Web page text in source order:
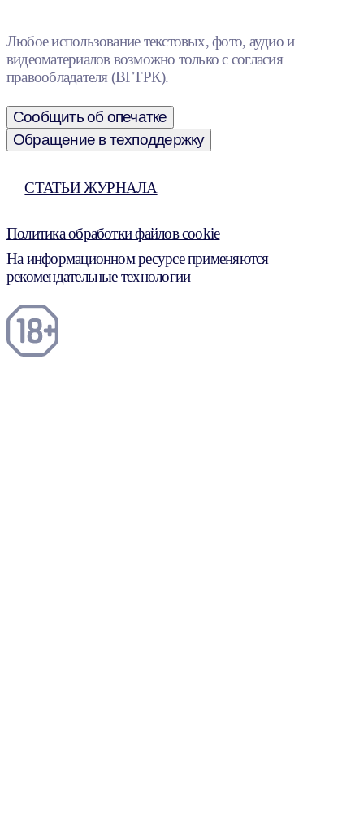
Любое использование текстовых, фото, аудио и
видеоматериалов возможно только с согласия
правообладателя (ВГТРК).
Сообщить об опечатке
Обращение в техподдержку
СТАТЬИ ЖУРНАЛА
Политика обработки файлов cookie
На информационном ресурсе применяются
рекомендательные технологии